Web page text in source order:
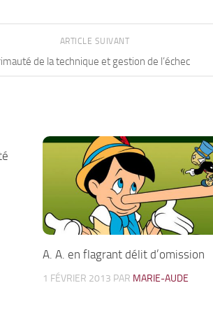
ARTICLE SUIVANT
de la technique et gestion de l’échec
A. A. en flagrant délit d’omission
1 FÉVRIER 2013 PAR MARIE-AUDE